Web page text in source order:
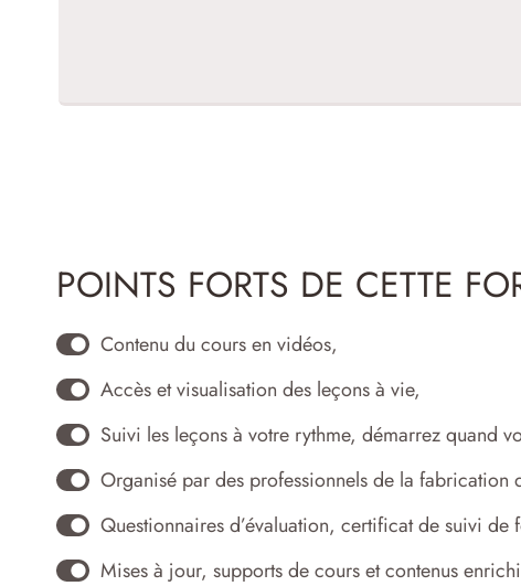
POINTS FORTS DE CETTE
Contenu du cours en vidéos,
Accès et visualisation des leçons à vie,
Suivi les leçons à votre rythme, démarrez quand
Organisé par des professionnels de la fabrication
Questionnaires d’évaluation, certificat de suivi de
Mises à jour, supports de cours et contenus